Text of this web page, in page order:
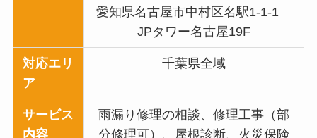
愛知県名古屋市中村区名駅1-1-1
JPタワー名古屋19F
対応エリ
ア
千葉県全域
サービス
内容
雨漏り修理の相談、修理工事（部
分修理可）、屋根診断、火災保険